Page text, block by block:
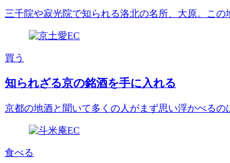
三千院や寂光院で知られる洛北の名所、大原。この
買う
知られざる京の銘酒を手に入れる
京都の地酒と聞いて多くの人がまず思い浮かべるの
食べる